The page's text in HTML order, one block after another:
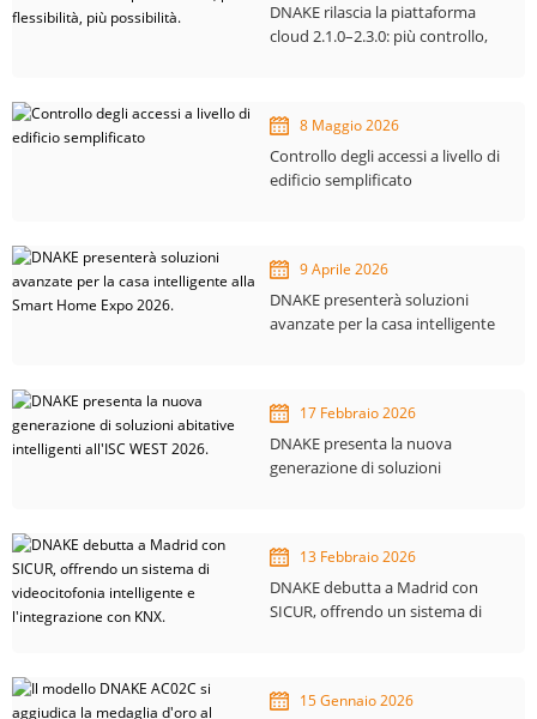
DNAKE rilascia la piattaforma
cloud 2.1.0–2.3.0: più controllo,
8 Maggio 2026
Controllo degli accessi a livello di
edificio semplificato
9 Aprile 2026
DNAKE presenterà soluzioni
avanzate per la casa intelligente
17 Febbraio 2026
DNAKE presenta la nuova
generazione di soluzioni
13 Febbraio 2026
DNAKE debutta a Madrid con
SICUR, offrendo un sistema di
15 Gennaio 2026